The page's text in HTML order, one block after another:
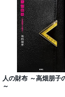
人の財布 ～高畑朋子
～